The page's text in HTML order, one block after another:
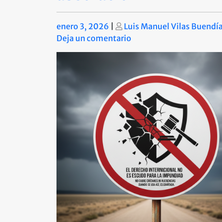
Publicado
enero 3, 2026 Publicado
Luis Manuel Vilas
Deja un comentario
El
internacional
como
cortina,
no
como
absolución